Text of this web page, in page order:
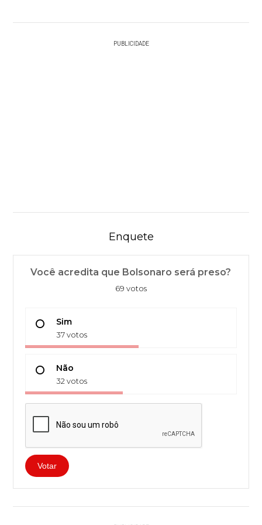
PUBLICIDADE
Enquete
Você acredita que Bolsonaro será preso?
69 votos
Sim
37 votos
Não
32 votos
Votar